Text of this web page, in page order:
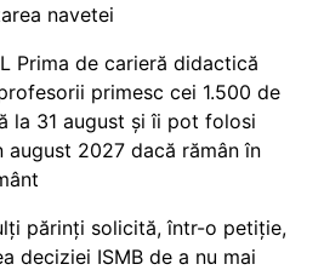
navetei
Prima de carieră didactică
primesc cei 1.500 de
la 31 august și îi pot folosi
august 2027 dacă rămân în
părinți solicită, într-o petiție,
deciziei ISMB de a nu mai